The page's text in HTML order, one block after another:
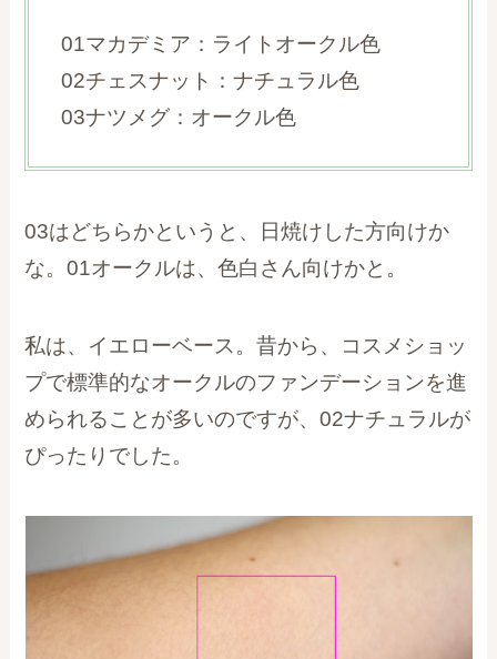
01マカデミア：ライトオークル色
02チェスナット：ナチュラル色
03ナツメグ：オークル色
03はどちらかというと、日焼けした方向けか
な。01オークルは、色白さん向けかと。
私は、イエローベース。昔から、コスメショッ
プで標準的なオークルのファンデーションを進
められることが多いのですが、02ナチュラルが
ぴったりでした。